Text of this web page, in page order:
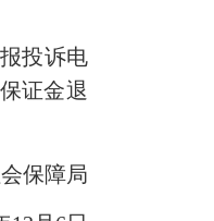
投诉电
证金退
保障局